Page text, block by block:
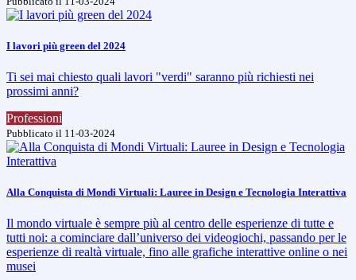
I lavori più green del 2024
Ti sei mai chiesto quali lavori "verdi" saranno più richiesti nei
prossimi anni?
Professioni
Pubblicato il 11-03-2024
Alla Conquista di Mondi Virtuali: Lauree in Design e Tecnologia Interattiva
Il mondo virtuale è sempre più al centro delle esperienze di tutte e
tutti noi: a cominciare dall’universo dei videogiochi, passando per le
esperienze di realtà virtuale, fino alle grafiche interattive online o nei
musei